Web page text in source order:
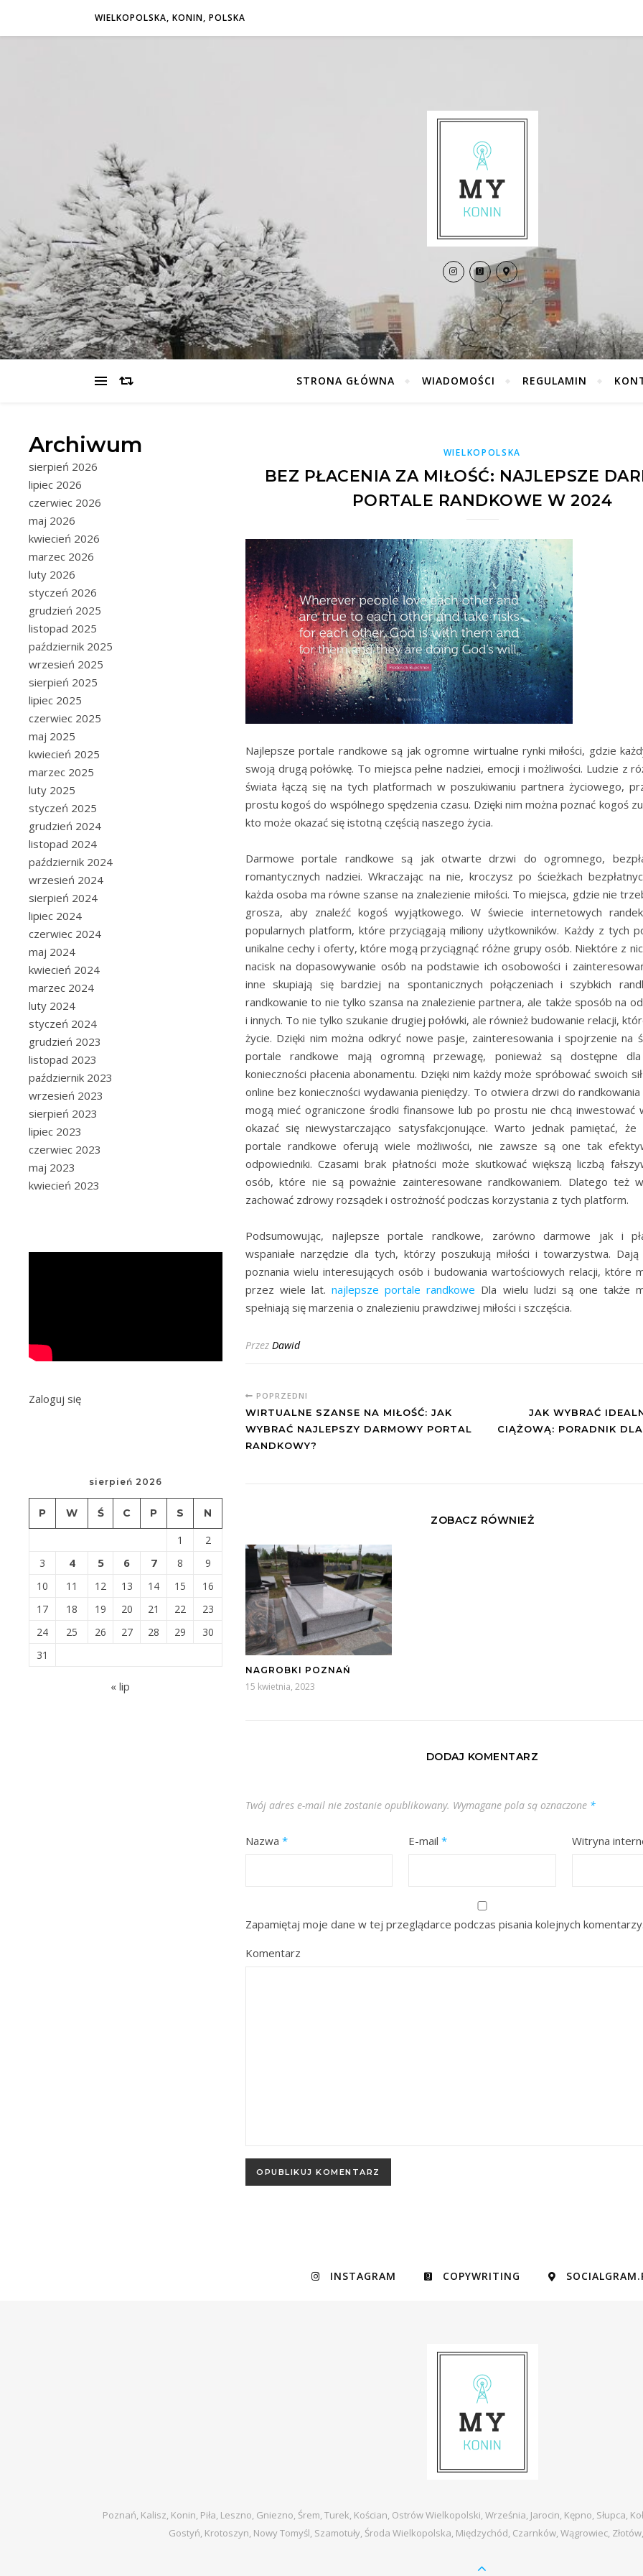
WIELKOPOLSKA, KONIN, POLSKA
STRONA GŁÓWNA WIADOMOŚCI REGULAMIN
Archiwum
sierpień 2026
lipiec 2026
czerwiec 2026
maj 2026
kwiecień 2026
marzec 2026
luty 2026
styczeń 2026
grudzień 2025
listopad 2025
październik 2025
wrzesień 2025
sierpień 2025
lipiec 2025
czerwiec 2025
maj 2025
kwiecień 2025
marzec 2025
luty 2025
styczeń 2025
grudzień 2024
listopad 2024
październik 2024
wrzesień 2024
sierpień 2024
lipiec 2024
czerwiec 2024
maj 2024
kwiecień 2024
marzec 2024
luty 2024
styczeń 2024
grudzień 2023
listopad 2023
październik 2023
wrzesień 2023
sierpień 2023
lipiec 2023
czerwiec 2023
maj 2023
kwiecień 2023
Zaloguj się
sierpień 2026
P W Ś C P S N
1
2
3
4 5 6 7 8
9
10
11 12 13 14 15
16
17
18 19 20 21 22
23
24
25 26 27 28 29
30
31
« lip
WIELKOPOLSKA
BEZ PŁACENIA ZA MIŁOŚĆ: NAJLEPSZE
PORTALE RANDKOWE W 2024
Najlepsze portale randkowe są jak ogromne wirtualne rynki miłości, gdzie
swoją drugą połówkę. To miejsca pełne nadziei, emocji i możliwości. Ludzie z
świata łączą się na tych platformach w poszukiwaniu partnera życiowego,
prostu kogoś do wspólnego spędzenia czasu. Dzięki nim można poznać kogoś
kto może okazać się istotną częścią naszego życia.
Darmowe portale randkowe są jak otwarte drzwi do ogromnego,
romantycznych nadziei. Wkraczając na nie, kroczysz po ścieżkach
każda osoba ma równe szanse na znalezienie miłości. To miejsca, gdzie nie
grosza, aby znaleźć kogoś wyjątkowego. W świecie internetowych
popularnych platform, które przyciągają miliony użytkowników. Każdy z tych
unikalne cechy i oferty, które mogą przyciągnąć różne grupy osób. Niektóre z
nacisk na dopasowywanie osób na podstawie ich osobowości i
inne skupiają się bardziej na spontanicznych połączeniach i szybkich
randkowanie to nie tylko szansa na znalezienie partnera, ale także sposób na
i innych. To nie tylko szukanie drugiej połówki, ale również budowanie relacji,
życie. Dzięki nim można odkryć nowe pasje, zainteresowania i spojrzenie na
portale randkowe mają ogromną przewagę, ponieważ są dostępne
konieczności płacenia abonamentu. Dzięki nim każdy może spróbować swoich
online bez konieczności wydawania pieniędzy. To otwiera drzwi do
mogą mieć ograniczone środki finansowe lub po prostu nie chcą inwestować
okazać się niewystarczająco satysfakcjonujące. Warto jednak pamiętać, że
portale randkowe oferują wiele możliwości, nie zawsze są one tak
odpowiedniki. Czasami brak płatności może skutkować większą liczbą
osób, które nie są poważnie zainteresowane randkowaniem. Dlatego też
zachować zdrowy rozsądek i ostrożność podczas korzystania z tych platform.
Podsumowując, najlepsze portale randkowe, zarówno darmowe jak i
wspaniałe narzędzie dla tych, którzy poszukują miłości i towarzystwa.
poznania wielu interesujących osób i budowania wartościowych relacji, które
przez wiele lat.najlepsze portale randkowe Dla wielu ludzi są one także
spełniają się marzenia o znalezieniu prawdziwej miłości i szczęścia.
Przez Dawid
POPRZEDNI
WIRTUALNE SZANSE NA MIŁOŚĆ: JAK
WYBRAĆ NAJLEPSZY DARMOWY PORTAL
RANDKOWY?
JAK WYBRAĆ
CIĄŻOWĄ: PORADNIK
ZOBACZ RÓWNIEŻ
NAGROBKI POZNAŃ
15 kwietnia, 2023
DODAJ KOMENTARZ
Twój adres e-mail nie zostanie opublikowany. Wymagane pola są oznaczone *
Nazwa * E-mail* Witryna
Zapamiętaj moje dane w tej przeglądarce podczas pisania kolejnych komentarzy.
Komentarz
INSTAGRAM COPYWRITING
Poznań, Kalisz, Konin, Piła, Leszno, Gniezno, Śrem, Turek, Kościan, Ostrów Wielkopolski, Września, Jarocin, Kępno, Słupca,
Gostyń, Krotoszyn, Nowy Tomyśl, Szamotuły, Środa Wielkopolska, Międzychód, Czarnków, Wągrowiec,